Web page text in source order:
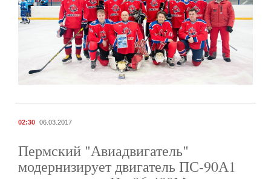
02:30 06.03.2017
Пермский "Авиадвигатель"
модернизирует двигатель ПС-90А1